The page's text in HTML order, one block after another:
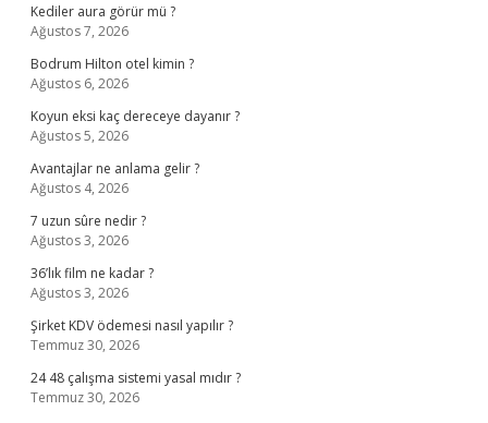
Kediler aura görür mü ?
Ağustos 7, 2026
Bodrum Hilton otel kimin ?
Ağustos 6, 2026
Koyun eksi kaç dereceye dayanır ?
Ağustos 5, 2026
Avantajlar ne anlama gelir ?
Ağustos 4, 2026
7 uzun sûre nedir ?
Ağustos 3, 2026
36’lık film ne kadar ?
Ağustos 3, 2026
Şirket KDV ödemesi nasıl yapılır ?
Temmuz 30, 2026
24 48 çalışma sistemi yasal mıdır ?
Temmuz 30, 2026